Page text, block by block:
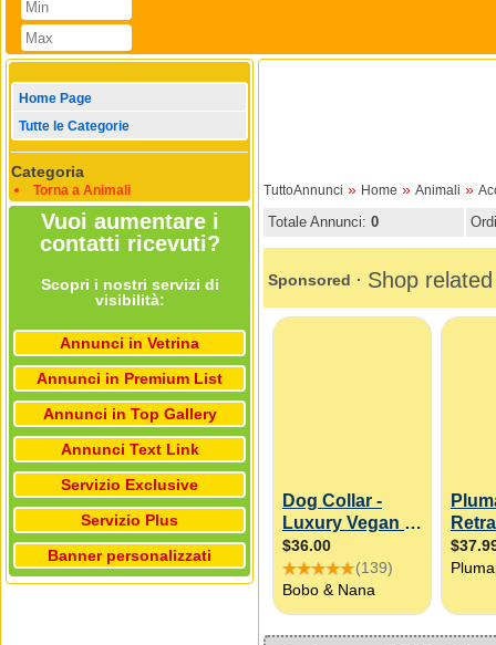
Home Page
Tutte le Categorie
Categoria
Torna a Animali
Vuoi aumentare i
contatti ricevuti?
Scopri i nostri servizi di
visibilità:
Annunci in Vetrina
Annunci in Premium List
Annunci in Top Gallery
Annunci Text Link
Servizio Exclusive
Servizio Plus
Banner personalizzati
TuttoAnnunci » Home » Animali »
Totale Annunci: 0